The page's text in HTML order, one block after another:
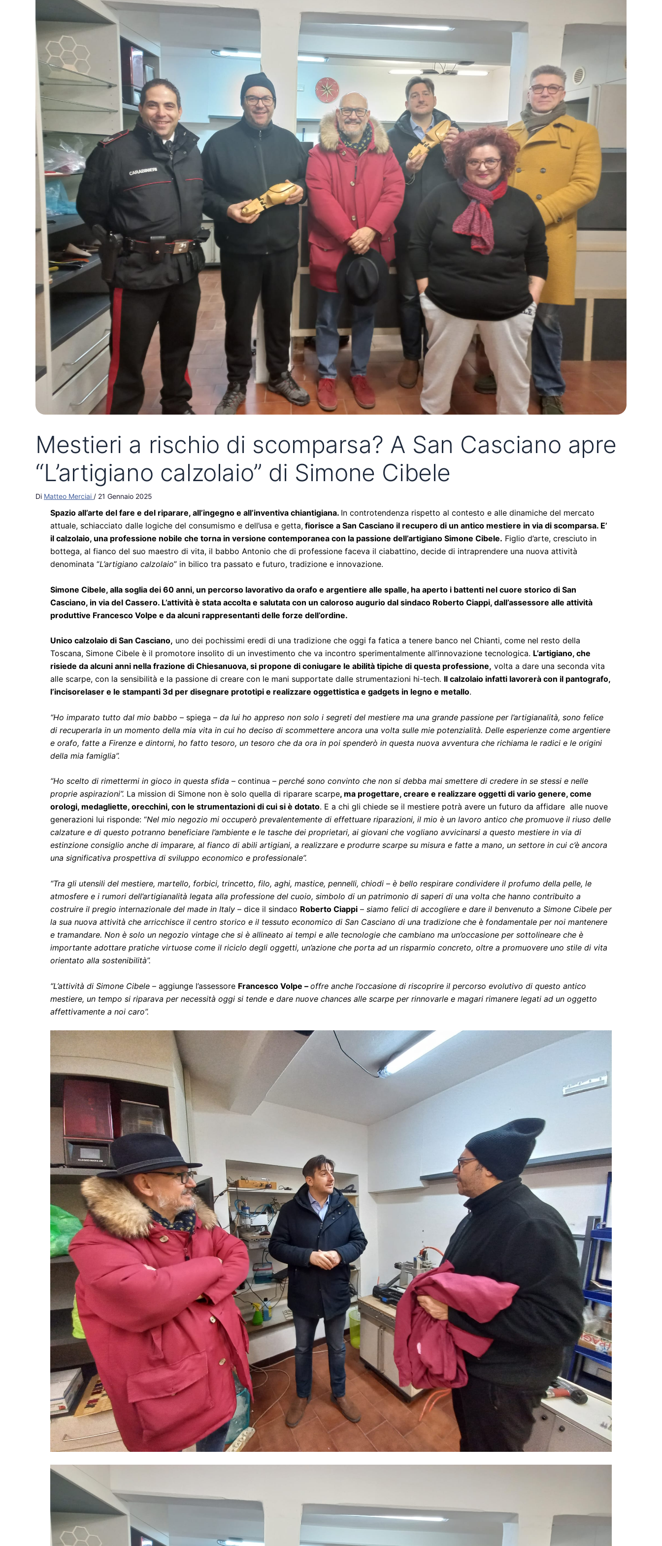
Mestieri a rischio di scomparsa? A San Casciano apre
“L’artigiano calzolaio” di Simone Cibele
Di Matteo Merciai / 21 Gennaio 2025
Spazio all’arte del fare e del riparare, all’ingegno e all’inventiva chiantigiana. In controtendenza rispetto al contesto e alle dinamiche del mercato
attuale, schiacciato dalle logiche del consumismo e dell’usa e getta, fiorisce a San Casciano il recupero di un antico mestiere in via di scomparsa. E’
il calzolaio, una professione nobile che torna in versione contemporanea con la passione dell’artigiano Simone Cibele. Figlio d’arte, cresciuto in
bottega, al fianco del suo maestro di vita, il babbo Antonio che di professione faceva il ciabattino, decide di intraprendere una nuova attività
denominata “L’artigiano calzolaio” in bilico tra passato e futuro, tradizione e innovazione.
Simone Cibele, alla soglia dei 60 anni, un percorso lavorativo da orafo e argentiere alle spalle, ha aperto i battenti nel cuore storico di San
Casciano, in via del Cassero. L’attività è stata accolta e salutata con un caloroso augurio dal sindaco Roberto Ciappi, dall’assessore alle attività
produttive Francesco Volpe e da alcuni rappresentanti delle forze dell’ordine.
Unico calzolaio di San Casciano, uno dei pochissimi eredi di una tradizione che oggi fa fatica a tenere banco nel Chianti, come nel resto della
Toscana, Simone Cibele è il promotore insolito di un investimento che va incontro sperimentalmente all’innovazione tecnologica. L’artigiano, che
risiede da alcuni anni nella frazione di Chiesanuova, si propone di coniugare le abilità tipiche di questa professione, volta a dare una seconda vita
alle scarpe, con la sensibilità e la passione di creare con le mani supportate dalle strumentazioni hi-tech. Il calzolaio infatti lavorerà con il pantografo,
l’incisorelaser e le stampanti 3d per disegnare prototipi e realizzare oggettistica e gadgets in legno e metallo.
“Ho imparato tutto dal mio babbo – spiega – da lui ho appreso non solo i segreti del mestiere ma una grande passione per l’artigianalità, sono felice
di recuperarla in un momento della mia vita in cui ho deciso di scommettere ancora una volta sulle mie potenzialità. Delle esperienze come argentiere
e orafo, fatte a Firenze e dintorni, ho fatto tesoro, un tesoro che da ora in poi spenderò in questa nuova avventura che richiama le radici e le origini
della mia famiglia”.
“Ho scelto di rimettermi in gioco in questa sfida – continua – perché sono convinto che non si debba mai smettere di credere in se stessi e nelle
proprie aspirazioni”. La mission di Simone non è solo quella di riparare scarpe, ma progettare, creare e realizzare oggetti di vario genere, come
orologi, medagliette, orecchini, con le strumentazioni di cui si è dotato. E a chi gli chiede se il mestiere potrà avere un futuro da affidare alle nuove
generazioni lui risponde: “Nel mio negozio mi occuperò prevalentemente di effettuare riparazioni, il mio è un lavoro antico che promuove il riuso delle
calzature e di questo potranno beneficiare l’ambiente e le tasche dei proprietari, ai giovani che vogliano avvicinarsi a questo mestiere in via di
estinzione consiglio anche di imparare, al fianco di abili artigiani, a realizzare e produrre scarpe su misura e fatte a mano, un settore in cui c’è ancora
una significativa prospettiva di sviluppo economico e professionale”.
“Tra gli utensili del mestiere, martello, forbici, trincetto, filo, aghi, mastice, pennelli, chiodi – è bello respirare condividere il profumo della pelle, le
atmosfere e i rumori dell’artigianalità legata alla professione del cuoio, simbolo di un patrimonio di saperi di una volta che hanno contribuito a
costruire il pregio internazionale del made in Italy – dice il sindaco Roberto Ciappi – siamo felici di accogliere e dare il benvenuto a Simone Cibele per
la sua nuova attività che arricchisce il centro storico e il tessuto economico di San Casciano di una tradizione che è fondamentale per noi mantenere
e tramandare. Non è solo un negozio vintage che si è allineato ai tempi e alle tecnologie che cambiano ma un’occasione per sottolineare che è
importante adottare pratiche virtuose come il riciclo degli oggetti, un’azione che porta ad un risparmio concreto, oltre a promuovere uno stile di vita
orientato alla sostenibilità”.
“L’attività di Simone Cibele – aggiunge l’assessore Francesco Volpe – offre anche l’occasione di riscoprire il percorso evolutivo di questo antico
mestiere, un tempo si riparava per necessità oggi si tende e dare nuove chances alle scarpe per rinnovarle e magari rimanere legati ad un oggetto
affettivamente a noi caro”.